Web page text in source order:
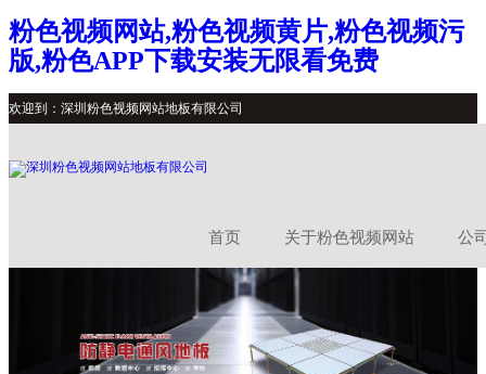
粉色视频网站,粉色视频黄片,粉色视频污
版,粉色APP下载安装无限看免费
欢迎到：深圳粉色视频网站地板有限公司
首页 关于粉色视频网站 公